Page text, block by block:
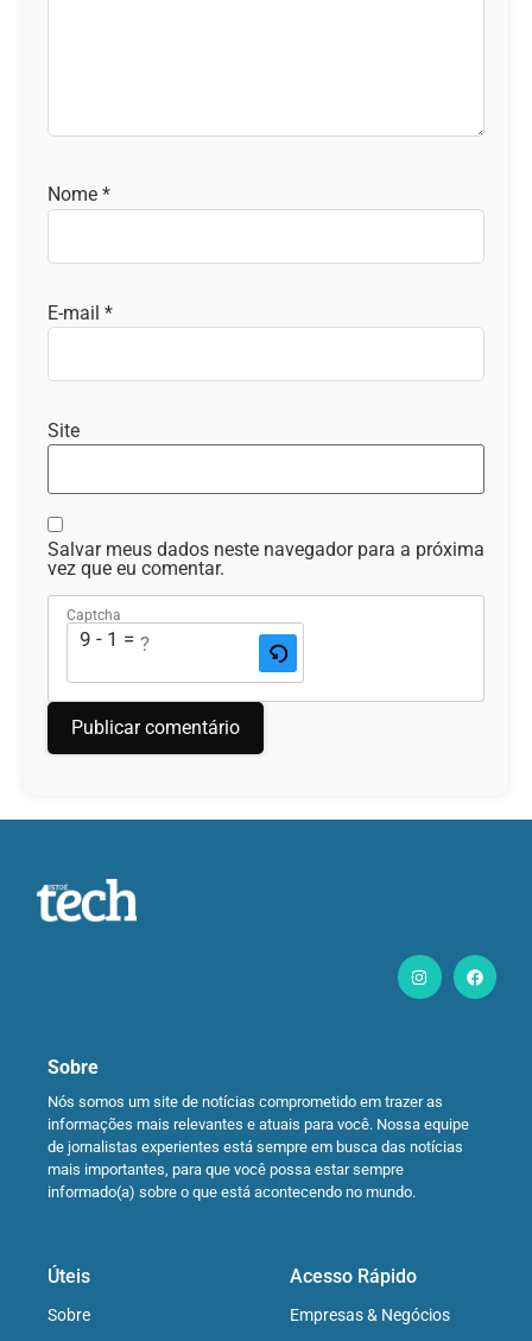
Nome *
E-mail *
Site
Salvar meus dados neste navegador para a próxima
vez que eu comentar.
Captcha
9 - 1 = ?
Sobre
Nós somos um site de notícias comprometido em trazer as
informações mais relevantes e atuais para você. Nossa equipe
de jornalistas experientes está sempre em busca das notícias
mais importantes, para que você possa estar sempre
informado(a) sobre o que está acontecendo no mundo.
Úteis
Sobre
Acesso Rápido
Empresas & Negócios